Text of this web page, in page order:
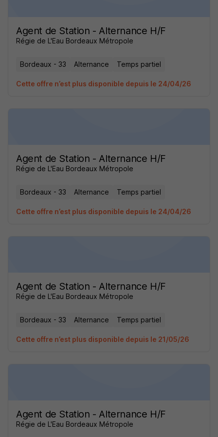
Agent de Station - Alternance H/F
Régie de L'Eau Bordeaux Métropole
Bordeaux - 33 Alternance Temps partiel
Cette offre n’est plus disponible depuis le 24/04/26
Agent de Station - Alternance H/F
Régie de L'Eau Bordeaux Métropole
Bordeaux - 33 Alternance Temps partiel
Cette offre n’est plus disponible depuis le 24/04/26
Agent de Station - Alternance H/F
Régie de L'Eau Bordeaux Métropole
Bordeaux - 33 Alternance Temps partiel
Cette offre n’est plus disponible depuis le 21/05/26
Agent de Station - Alternance H/F
Régie de L'Eau Bordeaux Métropole